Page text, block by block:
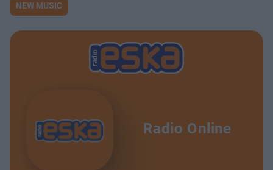
NEW MUSIC
Radio Online